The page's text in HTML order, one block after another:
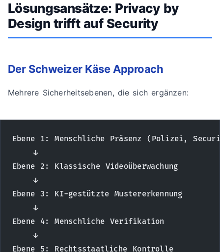
Lösungsansätze: Privacy by
Design trifft auf Security
Der Schweizer Käse Approach
Mehrere Sicherheitsebenen, die sich ergänzen:
Ebene 1: Menschliche Präsenz (Polizei,
    ↓
Ebene 2: Klassische Videoüberwachung
    ↓
Ebene 3: KI-gestützte Mustererkennung
    ↓
Ebene 4: Menschliche Verifikation
    ↓
Ebene 5: Rechtsstaatliche Kontrolle